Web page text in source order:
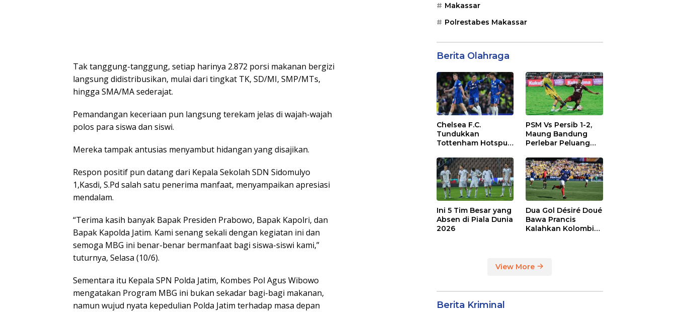
Tak tanggung-tanggung, setiap harinya 2.872 porsi makanan bergizi
langsung didistribusikan, mulai dari tingkat TK, SD/MI, SMP/MTs,
hingga SMA/MA sederajat.
Pemandangan keceriaan pun langsung terekam jelas di wajah-wajah
polos para siswa dan siswi.
Mereka tampak antusias menyambut hidangan yang disajikan.
Respon positif pun datang dari Kepala Sekolah SDN Sidomulyo
1,Kasdi, S.Pd salah satu penerima manfaat, menyampaikan apresiasi
mendalam.
“Terima kasih banyak Bapak Presiden Prabowo, Bapak Kapolri, dan
Bapak Kapolda Jatim. Kami senang sekali dengan kegiatan ini dan
semoga MBG ini benar-benar bermanfaat bagi siswa-siswi kami,”
tuturnya, Selasa (10/6).
Sementara itu Kepala SPN Polda Jatim, Kombes Pol Agus Wibowo
mengatakan Program MBG ini bukan sekadar bagi-bagi makanan,
namun wujud nyata kepedulian Polda Jatim terhadap masa depan
Makassar
Polrestabes Makassar
Berita Olahraga
Chelsea F.C.
Tundukkan
Tottenham Hotspur
Bridge
PSM Vs Persib 1-2,
Maung Bandung
Perlebar Peluang
League
Ini 5 Tim Besar yang
Absen di Piala Dunia
2026
Dua Gol Désiré Doué
Bawa Prancis
Kalahkan Kolombia
View More
Berita Kriminal